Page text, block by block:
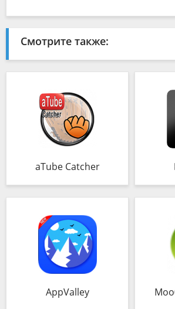
Смотрите также:
aTube Catcher
AppValley